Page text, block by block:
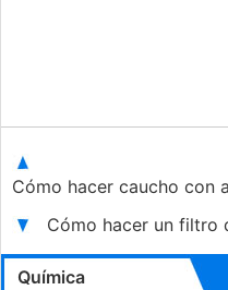
Cómo hacer caucho con
Cómo hacer un filtro
Química